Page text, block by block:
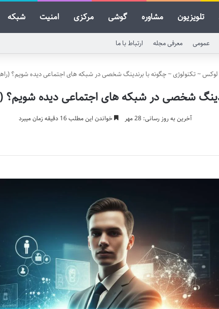
تلویزیون مشاوره گوشی مرکزی امنیت شبکه
عمومی معرفی مجله ارتباط با ما
لوکس~تکنولوژی~چگونه با برندینگ شخصی در شبکه های اجتماعی دیده شویم؟
شخصی در شبکه های اجتماعی دیده شویم؟
آخرین به روز رسانی: 28 مهر خواندن این مطلب 16 دقیقه زمان میبرد